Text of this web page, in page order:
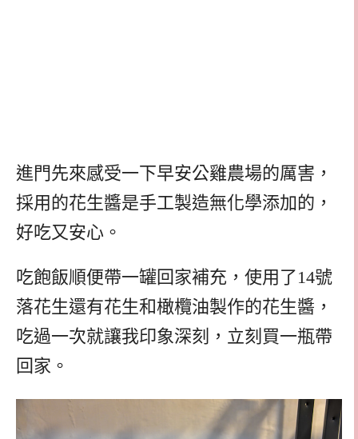
進門先來感受一下早安公雞農場的厲害，
採用的花生醬是手工製造無化學添加的，
好吃又安心。
吃飽飯順便帶一罐回家補充，使用了14號
落花生還有花生和橄欖油製作的花生醬，
吃過一次就讓我印象深刻，立刻買一瓶帶
回家。